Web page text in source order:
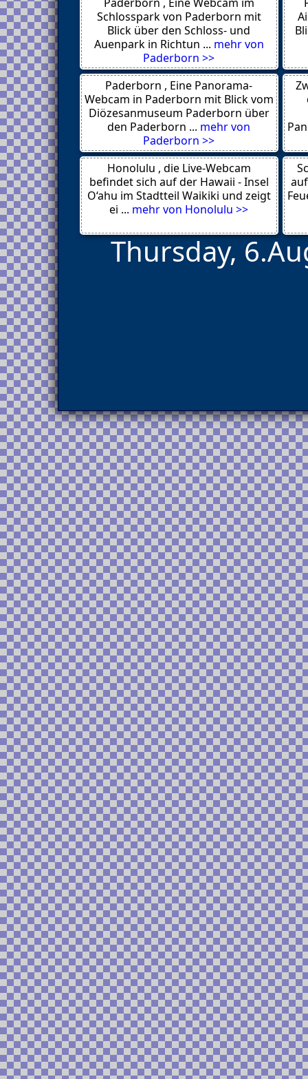
Patras
Kephalonia
Santorini Vulcano
Santorini
Samothraki
Thessaloniki
Symi
Stoupa
Paros
Amaliada
Agni
Thessaloniki
Cyprus
Athen
Arillas
Plataria Igoumenitsa 46100
Saint John
Rijeka
Schlosspark von Paderborn mit
Blick über den Schloss- und
Auenpark in Richtun ... mehr von
Paderborn >>
Paderborn , Eine Panorama-
Webcam in Paderborn mit Blick vom
Diözesanmuseum Paderborn über
den Paderborn ... mehr von
Paderborn >>
Honolulu , die Live-Webcam
befindet sich auf der Hawaii - Insel
O‘ahu im Stadtteil Waikiki und zeigt
ei ... mehr von Honolulu >>
Thursday,